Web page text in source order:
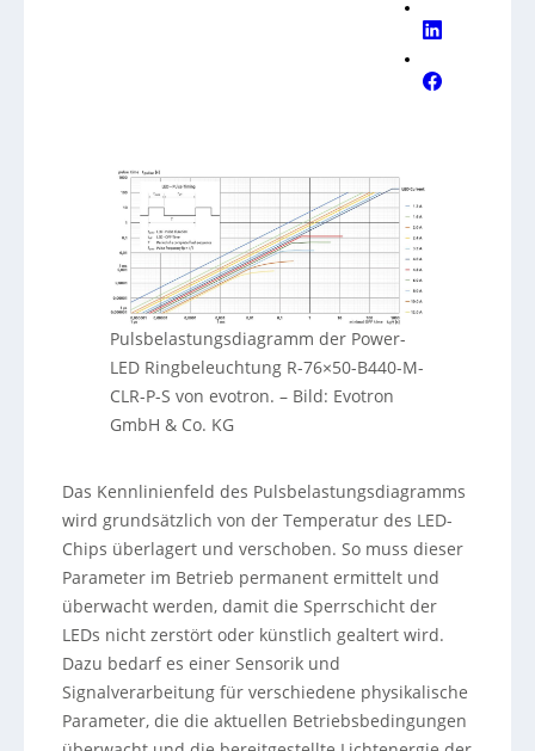
Pulsbelastungsdiagramm der Power-
LED Ringbeleuchtung R-76×50-B440-M-
CLR-P-S von evotron. – Bild: Evotron
GmbH & Co. KG
Das Kennlinienfeld des Pulsbelastungsdiagramms
wird grundsätzlich von der Temperatur des LED-
Chips überlagert und verschoben. So muss dieser
Parameter im Betrieb permanent ermittelt und
überwacht werden, damit die Sperrschicht der
LEDs nicht zerstört oder künstlich gealtert wird.
Dazu bedarf es einer Sensorik und
Signalverarbeitung für verschiedene physikalische
Parameter, die die aktuellen Betriebsbedingungen